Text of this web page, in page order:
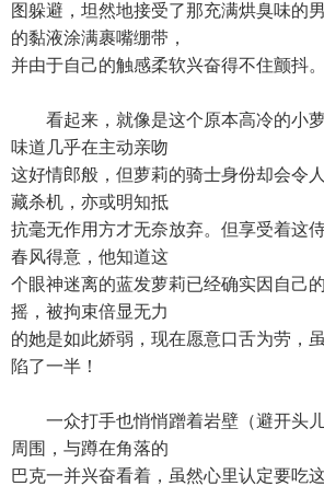
图躲避，坦然地接受了那充满烘臭味的
的黏液涂满裹嘴绷带，
并由于自己的触感柔软兴奋得不住颤抖。
看起来，就像是这个原本高冷的小萝
味道几乎在主动亲吻
这好情郎般，但萝莉的骑士身份却会令
藏杀机，亦或明知抵
抗毫无作用方才无奈放弃。但享受着这
春风得意，他知道这
个眼神迷离的蓝发萝莉已经确实因自己
摇，被拘束倍显无力
的她是如此娇弱，现在愿意口舌为劳，
陷了一半！
一众打手也悄悄蹭着岩壁（避开头儿
周围，与蹲在角落的
巴克一并兴奋看着，虽然心里认定要吃